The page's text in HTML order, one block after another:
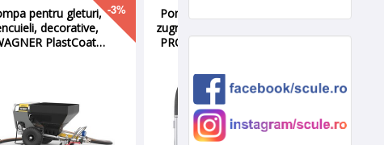
-48%
Acumulator Milwaukee
12V 2Ah, M12B2